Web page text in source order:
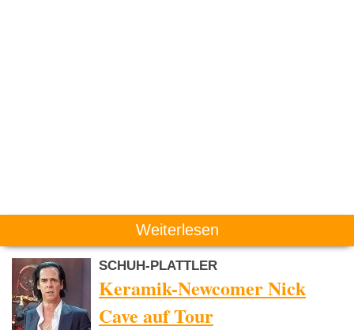
Weiterlesen
SCHUH-PLATTLER
Keramik-Newcomer Nick
Cave auf Tour